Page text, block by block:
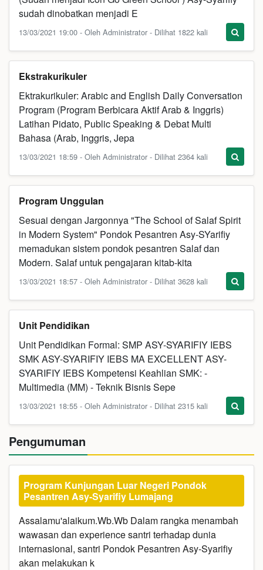
sudah dinobatkan menjadi E
13/03/2021 19:00 - Oleh Administrator - Dilihat 1822 kali
Ekstrakurikuler
Ektrakurikuler: Arabic and English Daily Conversation
Program (Program Berbicara Aktif Arab & Inggris)
Latihan Pidato, Public Speaking & Debat Multi
Bahasa (Arab, Inggris, Jepa
13/03/2021 18:59 - Oleh Administrator - Dilihat 2364 kali
Program Unggulan
Sesuai dengan Jargonnya "The School of Salaf Spirit
in Modern System" Pondok Pesantren Asy-SYarifiy
memadukan sistem pondok pesantren Salaf dan
Modern. Salaf untuk pengajaran kitab-kita
13/03/2021 18:57 - Oleh Administrator - Dilihat 3628 kali
Unit Pendidikan
Unit Pendidikan Formal: SMP ASY-SYARIFIY IEBS
SMK ASY-SYARIFIY IEBS MA EXCELLENT ASY-
SYARIFIY IEBS Kompetensi Keahlian SMK: -
Multimedia (MM) - Teknik Bisnis Sepe
13/03/2021 18:55 - Oleh Administrator - Dilihat 2315 kali
Pengumuman
Program Kunjungan Luar Negeri Pondok
Pesantren Asy-Syarifiy Lumajang
Assalamu'alaikum.Wb.Wb Dalam rangka menambah
wawasan dan experience santri terhadap dunia
internasional, santri Pondok Pesantren Asy-Syarifiy
akan melakukan k